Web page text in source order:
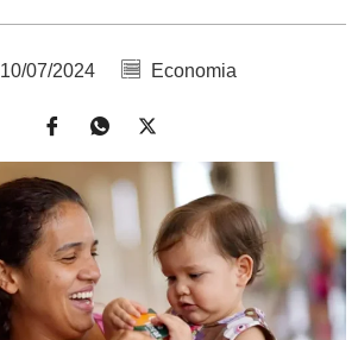
10/07/2024 Economia